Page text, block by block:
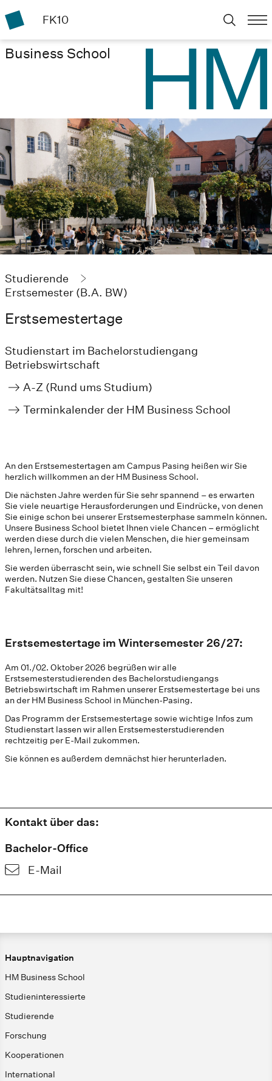
FK10
Business School
Studierende
Erstsemester (B.A. BW)
Erstsemestertage
Studienstart im Bachelorstudiengang
Betriebswirtschaft
A-Z (Rund ums Studium)
Terminkalender der HM Business School
An den Erstsemestertagen am Campus Pasing heißen wir Sie
herzlich willkommen an der HM Business School.
Die nächsten Jahre werden für Sie sehr spannend – es erwarten
Sie viele neuartige Herausforderungen und Eindrücke, von denen
Sie einige schon bei unserer Erstsemesterphase sammeln können.
Unsere Business School bietet Ihnen viele Chancen – ermöglicht
werden diese durch die vielen Menschen, die hier gemeinsam
lehren, lernen, forschen und arbeiten.
Sie werden überrascht sein, wie schnell Sie selbst ein Teil davon
werden. Nutzen Sie diese Chancen, gestalten Sie unseren
Fakultätsalltag mit!
Erstsemestertage im Wintersemester 26/27:
Am 01./02. Oktober 2026 begrüßen wir alle
Erstsemesterstudierenden des Bachelorstudiengangs
Betriebswirtschaft im Rahmen unserer Erstsemestertage bei uns
an der HM Business School in München-Pasing.
Das Programm der Erstsemestertage sowie wichtige Infos zum
Studienstart lassen wir allen Erstsemesterstudierenden
rechtzeitig per E-Mail zukommen.
Sie können es außerdem demnächst hier herunterladen.
Kontakt über das:
Bachelor-Office
E-Mail
Hauptnavigation
HM Business School
Studieninteressierte
Studierende
Forschung
Kooperationen
International